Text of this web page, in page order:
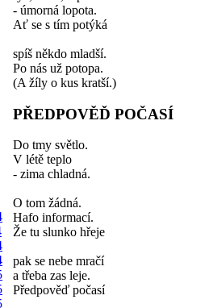
- úmorná lopota.
Ať se s tím potýká
spíš někdo mladší.
Po nás už potopa.
(A žíly o kus kratší.)
PŘEDPOVĚĎ POČASÍ
Do tmy světlo.
V létě teplo
- zima chladná.
O tom žádná.
Hafo informací.
Že tu slunko hřeje
pak se nebe mračí
a třeba zas leje.
Předpověď počasí